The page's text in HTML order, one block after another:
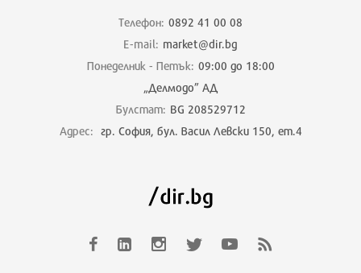
Телефон: 0892 41 00 08
E-mail: market@dir.bg
Понеделник - Петък: 09:00 до 18:00
„Делмодо” АД
Булстат: BG 208529712
Адрес: гр. София, бул. Васил Левски 150, ет.4